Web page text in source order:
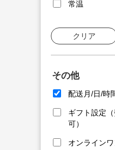
常温
クリア
その他
配送月/日/時
ギフト設定
可）
オンライン